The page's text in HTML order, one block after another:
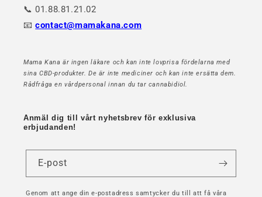
📞 01.88.81.21.02
📧contact@mamakana.com
Mama Kana är ingen läkare och kan inte lovprisa fördelarna med
sina CBD-produkter. De är inte mediciner och kan inte ersätta dem.
Rådfråga en vårdpersonal innan du tar cannabidiol.
Anmäl dig till vårt nyhetsbrev för exklusiva
erbjudanden!
E-post
Genom att ange din e-postadress samtycker du till att få våra